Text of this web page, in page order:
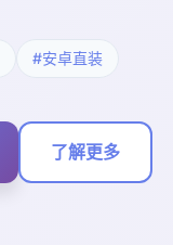
#安卓直装
了解更多